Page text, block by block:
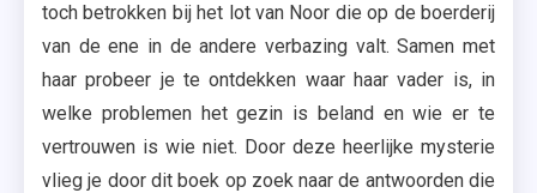
toch betrokken bij het lot van Noor die op de boerderij
van de ene in de andere verbazing valt. Samen met
haar probeer je te ontdekken waar haar vader is, in
welke problemen het gezin is beland en wie er te
vertrouwen is wie niet. Door deze heerlijke mysterie
vlieg je door dit boek op zoek naar de antwoorden die